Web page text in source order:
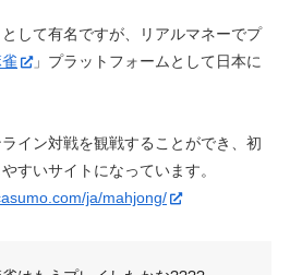
して有名ですが、リアルマネーでプ
」プラットフォームとして日本に
イン対戦を観戦することができ、初
すいサイトになっています。
ja/mahjong/